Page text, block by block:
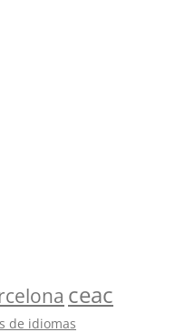
ceac
de idiomas